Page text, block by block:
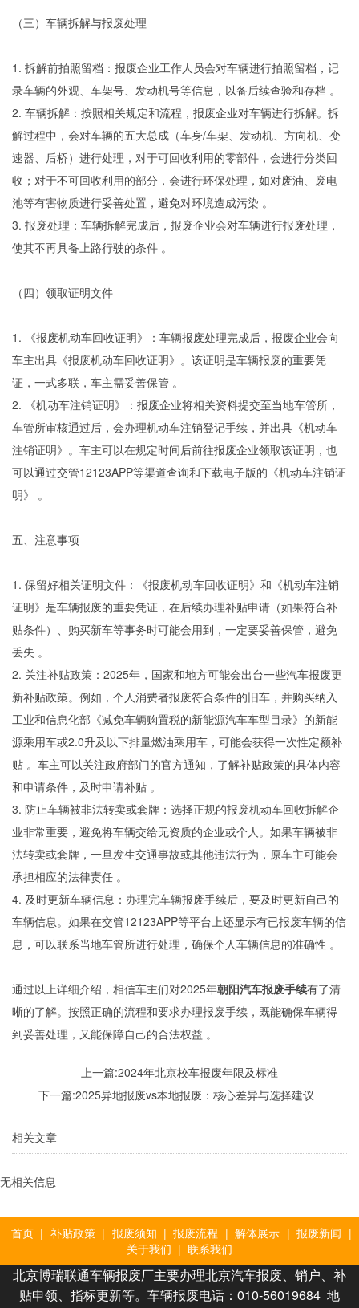
（三）车辆拆解与报废处理
1. 拆解前拍照留档：报废企业工作人员会对车辆进行拍照留档，记
录车辆的外观、车架号、发动机号等信息，以备后续查验和存档 。
2. 车辆拆解：按照相关规定和流程，报废企业对车辆进行拆解。拆
解过程中，会对车辆的五大总成（车身/车架、发动机、方向机、变
速器、后桥）进行处理，对于可回收利用的零部件，会进行分类回
收；对于不可回收利用的部分，会进行环保处理，如对废油、废电
池等有害物质进行妥善处置，避免对环境造成污染 。
3. 报废处理：车辆拆解完成后，报废企业会对车辆进行报废处理，
使其不再具备上路行驶的条件 。
（四）领取证明文件
1. 《报废机动车回收证明》：车辆报废处理完成后，报废企业会向
车主出具《报废机动车回收证明》。该证明是车辆报废的重要凭
证，一式多联，车主需妥善保管 。
2. 《机动车注销证明》：报废企业将相关资料提交至当地车管所，
车管所审核通过后，会办理机动车注销登记手续，并出具《机动车
注销证明》。车主可以在规定时间后前往报废企业领取该证明，也
可以通过交管12123APP等渠道查询和下载电子版的《机动车注销证
明》 。
五、注意事项
1. 保留好相关证明文件：《报废机动车回收证明》和《机动车注销
证明》是车辆报废的重要凭证，在后续办理补贴申请（如果符合补
贴条件）、购买新车等事务时可能会用到，一定要妥善保管，避免
丢失 。
2. 关注补贴政策：2025年，国家和地方可能会出台一些汽车报废更
新补贴政策。例如，个人消费者报废符合条件的旧车，并购买纳入
工业和信息化部《减免车辆购置税的新能源汽车车型目录》的新能
源乘用车或2.0升及以下排量燃油乘用车，可能会获得一次性定额补
贴 。车主可以关注政府部门的官方通知，了解补贴政策的具体内容
和申请条件，及时申请补贴 。
3. 防止车辆被非法转卖或套牌：选择正规的报废机动车回收拆解企
业非常重要，避免将车辆交给无资质的企业或个人。如果车辆被非
法转卖或套牌，一旦发生交通事故或其他违法行为，原车主可能会
承担相应的法律责任 。
4. 及时更新车辆信息：办理完车辆报废手续后，要及时更新自己的
车辆信息。如果在交管12123APP等平台上还显示有已报废车辆的信
息，可以联系当地车管所进行处理，确保个人车辆信息的准确性 。
通过以上详细介绍，相信车主们对2025年朝阳汽车报废手续有了清
晰的了解。按照正确的流程和要求办理报废手续，既能确保车辆得
到妥善处理，又能保障自己的合法权益 。
上一篇:2024年北京校车报废年限及标准
下一篇:2025异地报废vs本地报废：核心差异与选择建议
相关文章
无相关信息
首页 | 补贴政策 | 报废须知 | 报废流程 | 解体展示 | 报废新闻 |
关于我们 | 联系我们
北京博瑞联通车辆报废厂主要办理北京汽车报废、销户、补
贴申领、指标更新等。车辆报废电话：010-56019684 地